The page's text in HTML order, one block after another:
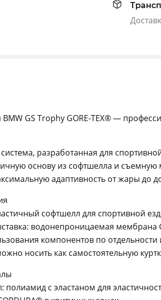
GS Trophy GORE-TEX® —
разработанная для
основу из софтшелла и съемную
адаптивность от жары до
софтшелл для спортивной
водонепроницаемая мембрана
компонентов по отдельности
носить как самостоятельную
с эластаном для